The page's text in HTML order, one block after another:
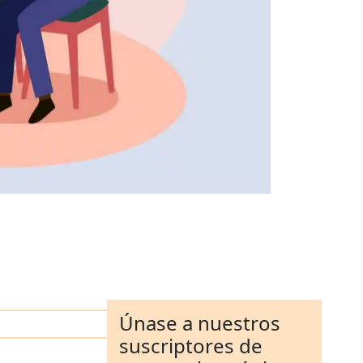
Únase a nuestros
suscriptores de